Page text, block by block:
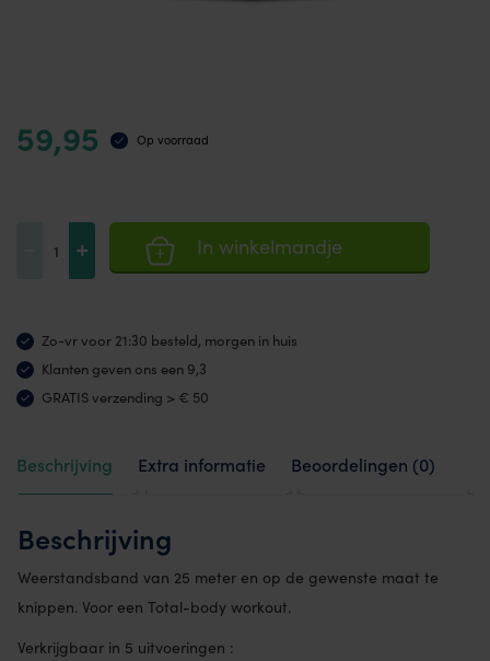
59,95 Op voorraad
aantal
+ In winkelmandje
Zo-vr voor 21:30 besteld, morgen in huis
Klanten geven ons een 9,3
GRATIS verzending > € 50
Beschrijving Extra informatie Beoordelingen (0)
Beschrijving
Weerstandsband van 25 meter en op de gewenste maat te
knippen. Voor een Total-body workout.
Verkrijgbaar in 5 uitvoeringen :